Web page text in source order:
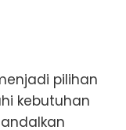
pilihan
kebutuhan